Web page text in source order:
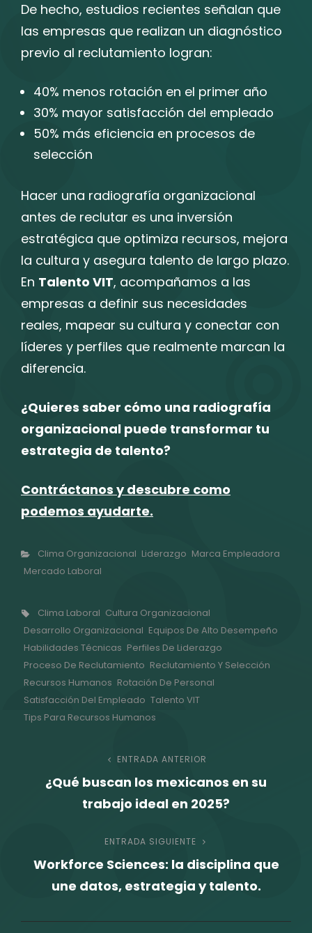
De hecho, estudios recientes señalan que
las empresas que realizan un diagnóstico
previo al reclutamiento logran:
40% menos rotación en el primer año
30% mayor satisfacción del empleado
50% más eficiencia en procesos de
selección
Hacer una radiografía organizacional
antes de reclutar es una inversión
estratégica que optimiza recursos, mejora
la cultura y asegura talento de largo plazo.
En Talento VIT, acompañamos a las
empresas a definir sus necesidades
reales, mapear su cultura y conectar con
líderes y perfiles que realmente marcan la
diferencia.
¿Quieres saber cómo una radiografía
organizacional puede transformar tu
estrategia de talento?
Contráctanos y descubre como
podemos ayudarte.
Categorías
Clima Organizacional Liderazgo Marca Empleadora
Mercado Laboral
Etiquetas,
Clima Laboral Cultura Organizacional
Desarrollo Organizacional Equipos De Alto Desempeño
Habilidades Técnicas Perfiles De Liderazgo
Proceso De Reclutamiento Reclutamiento Y Selección
Recursos Humanos Rotación De Personal
Satisfacción Del Empleado Talento VIT
Tips Para Recursos Humanos
Navegación
de
entradas
Entrada
anterior
ENTRADA ANTERIOR
¿Qué buscan los mexicanos en su
trabajo ideal en 2025?
Entrada
siguiente
ENTRADA SIGUIENTE
Workforce Sciences: la disciplina que
une datos, estrategia y talento.